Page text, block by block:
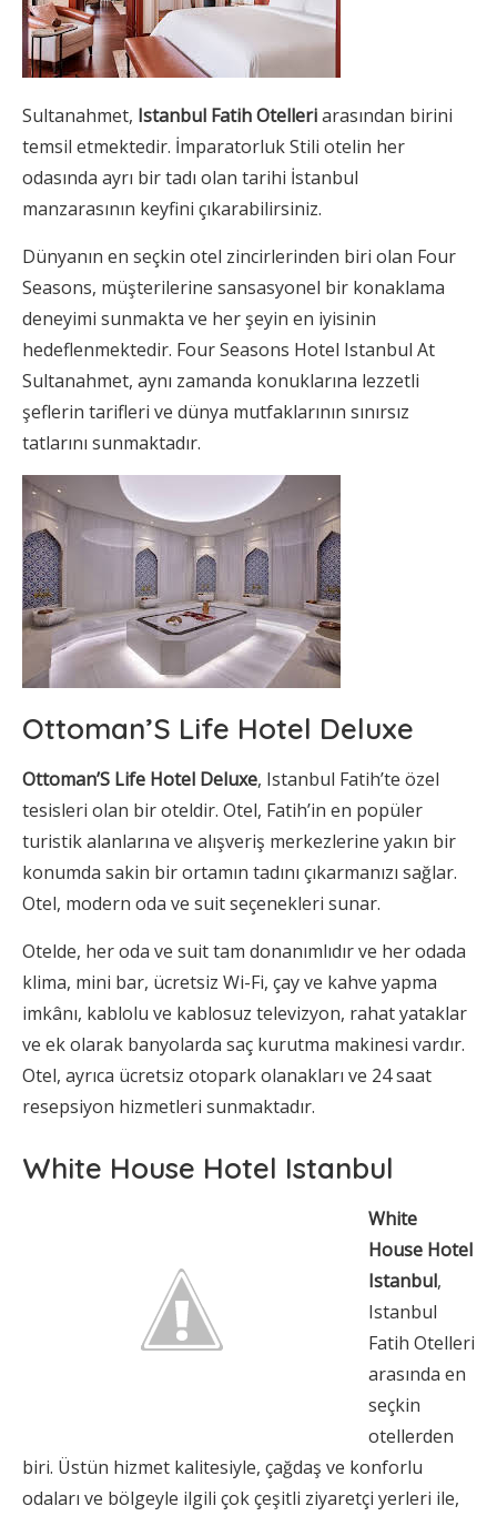
Sultanahmet, Istanbul Fatih Otelleriarasından birini
temsil etmektedir. İmparatorluk Stili otelin her
odasında ayrı bir tadı olan tarihi İstanbul
manzarasının keyfini çıkarabilirsiniz.
Dünyanın en seçkin otel zincirlerinden biri olan Four
Seasons, müşterilerine sansasyonel bir konaklama
deneyimi sunmakta ve her şeyin en iyisinin
hedeflenmektedir. Four Seasons Hotel Istanbul At
Sultanahmet, aynı zamanda konuklarına lezzetli
şeflerin tarifleri ve dünya mutfaklarının sınırsız
tatlarını sunmaktadır.
Ottoman’S Life Hotel Deluxe
Ottoman’S Life Hotel Deluxe, Istanbul Fatih’te özel
tesisleri olan bir oteldir. Otel, Fatih’in en popüler
turistik alanlarına ve alışveriş merkezlerine yakın bir
konumda sakin bir ortamın tadını çıkarmanızı sağlar.
Otel, modern oda ve suit seçenekleri sunar.
Otelde, her oda ve suit tam donanımlıdır ve her odada
klima, mini bar, ücretsiz Wi-Fi, çay ve kahve yapma
imkânı, kablolu ve kablosuz televizyon, rahat yataklar
ve ek olarak banyolarda saç kurutma makinesi vardır.
Otel, ayrıca ücretsiz otopark olanakları ve 24 saat
resepsiyon hizmetleri sunmaktadır.
White House Hotel Istanbul
White
House Hotel
Istanbul,
Istanbul
Fatih Otelleri
arasında en
seçkin
otellerden
biri. Üstün hizmet kalitesiyle, çağdaş ve konforlu
odaları ve bölgeyle ilgili çok çeşitli ziyaretçi yerleri ile,